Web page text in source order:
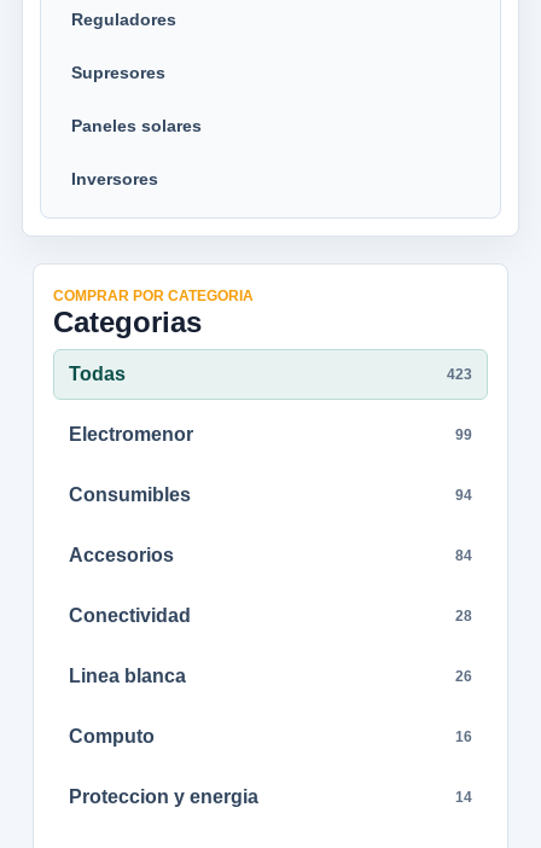
Reguladores
Supresores
Paneles solares
Inversores
COMPRAR POR CATEGORIA
Categorias
Todas 423
Electromenor 99
Consumibles 94
Accesorios 84
Conectividad 28
Linea blanca 26
Computo 16
Proteccion y energia 14